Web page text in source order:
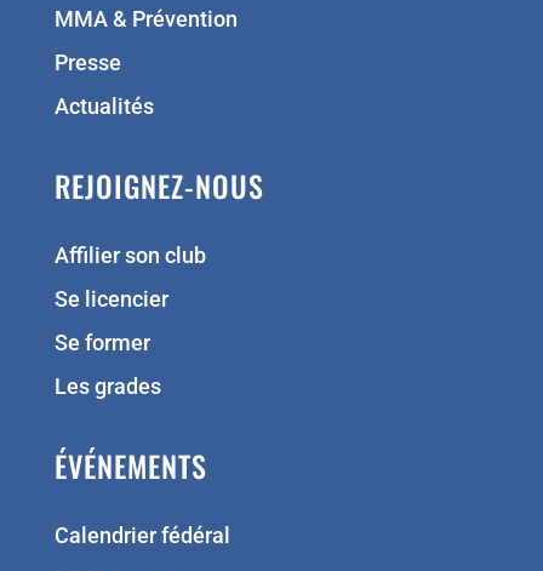
MMA & Prévention
Presse
Actualités
REJOIGNEZ-NOUS
Affilier son club
Se licencier
Se former
Les grades
ÉVÉNEMENTS
Calendrier fédéral